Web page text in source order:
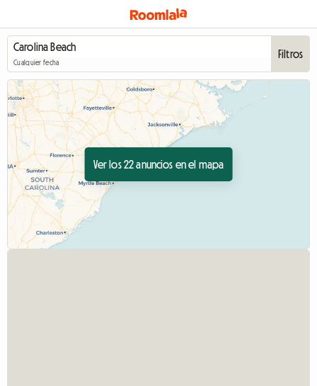
Cualquier fecha
Filtros
Ver los 22 anuncios en el mapa